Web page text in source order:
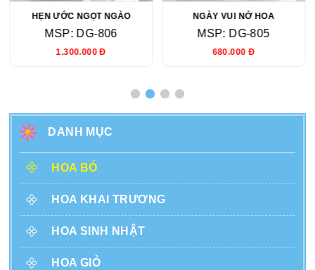
HẸN ƯỚC NGỌT NGÀO
MSP: DG-806
1.300.000 Đ
NGÀY VUI NỞ HOA
MSP: DG-805
680.000 Đ
DANH MỤC
HOA BÓ
HOA KHAI TRƯƠNG
HOA SINH NHẬT
HOA GIỎ